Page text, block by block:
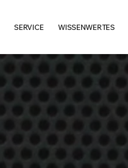
SERVICE WISSENWERTES